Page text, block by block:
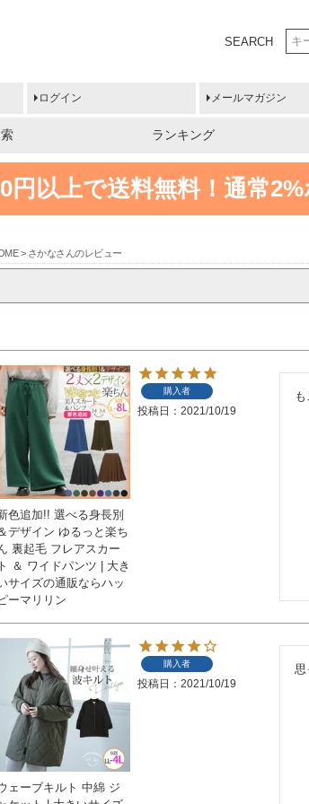
SEARCH
ログイン メールマガジン
ランキング
円以上で送料無料！ 通常
さかなさんのレビュー
色追加!! 選べる身長別
デザイン ゆるっと楽ち
裏起毛 フレアスカー
ト ＆ ワイドパンツ | 大き
サイズの通販ならハッ
ーマリリン
購入者
投稿日 2021/10/19
ェーブキルト 中綿 ジ
購入者
投稿日 2021/10/19
思